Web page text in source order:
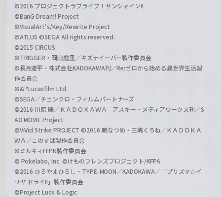
©2016 プロジェクトラブライブ！サンシャイン!!
©BanG Dream! Project
©VisualArt's/Key/Rewrite Project
©ATLUS ©SEGA All rights reserved.
©2015 CIRCUS
©TRIGGER・岡田麿里／キズナイーバー製作委員会
©長月達平・株式会社KADOKAWA刊／Re:ゼロから始める異世界生活製
作委員会
©&™Lucasfilm Ltd.
©SEGA／チェンクロ・フィルムパートナーズ
©2016 川原 礫／ＫＡＤＯＫＡＷＡ アスキー・メディアワークス刊／S
AO MOVIE Project
©ViVid Strike PROJECT ©2016 暁なつめ・三嶋くろね／ＫＡＤＯＫＡ
ＷＡ／このすば製作委員会
©ミルキィFFPN製作委員会
© Pokelabo, Inc. ©けものフレンズプロジェクト/KFPA
©2016 ひろやまひろし・TYPE-MOON／KADOKAWA／「プリズマ☆イ
リヤ ドライ!!」製作委員会
©Project Luck & Logic